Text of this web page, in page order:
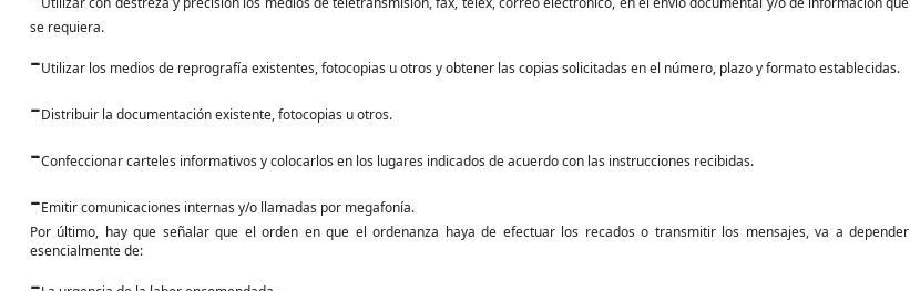
se requiera.
-Utilizar los medios de reprografía existentes, fotocopias u otros y obtener las copias solicitadas en el número, plazo y formato establecidas.
-Distribuir la documentación existente, fotocopias u otros.
-Confeccionar carteles informativos y colocarlos en los lugares indicados de acuerdo con las instrucciones recibidas.
-Emitir comunicaciones internas y/o llamadas por megafonía.
Por último, hay que señalar que el orden en que el ordenanza haya de efectuar los recados o transmitir los mensajes, va a depender
esencialmente de: